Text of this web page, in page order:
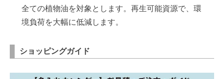
全ての植物油を対象とします。再生可能資源で、環
境負荷を大幅に低減します。
ショッピングガイド